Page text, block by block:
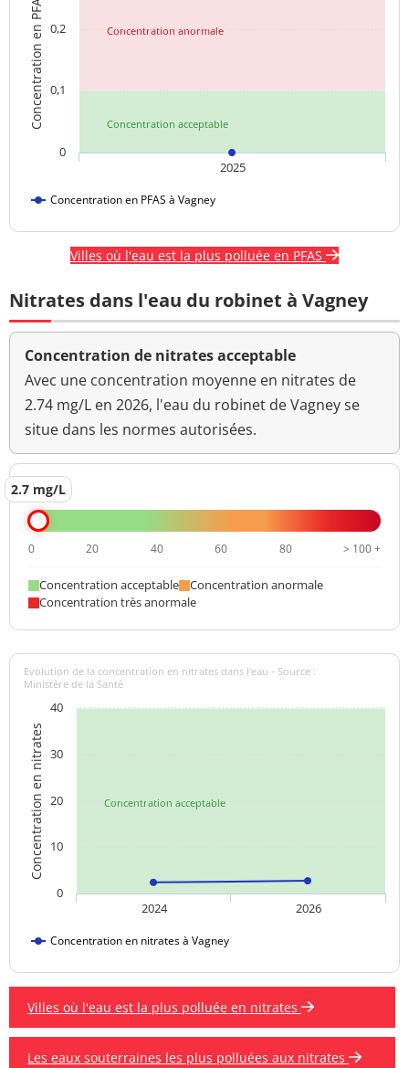
Concentration acceptable
Concentration anormale
Concentration en PFAS
Concentration en PFAS à Vagney
2025
0
0,1
0,2
Villes où l'eau est la plus polluée en PFAS
Nitrates dans l'eau du robinet à Vagney
Concentration de nitrates acceptable
Avec une concentration moyenne en nitrates de
2.74 mg/L en 2026, l'eau du robinet de Vagney se
situe dans les normes autorisées.
2.7 mg/L
0 20 40 60 80 > 100 +
Concentration acceptable
Concentration anormale
Concentration très anormale
Concentration acceptable
Concentration en nitrates
Evolution de la concentration en nitrates dans l'eau - Source :
Ministère de la Santé
Concentration en nitrates à Vagney
2024 2026
0
10
20
30
40
Villes où l'eau est la plus polluée en nitrates
Les eaux souterraines les plus polluées aux nitrates